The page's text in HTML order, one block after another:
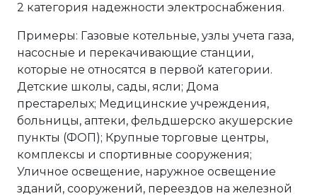
2 категория надежности электроснабжения.
Примеры: Газовые котельные, узлы учета газа,
насосные и перекачивающие станции,
которые не относятся в первой категории.
Детские школы, сады, ясли; Дома
престарелых; Медицинские учреждения,
больницы, аптеки, фельдшерско акушерские
пункты (ФОП); Крупные торговые центры,
комплексы и спортивные сооружения;
Уличное освещение, наружное освещение
зданий, сооружений, переездов на железной